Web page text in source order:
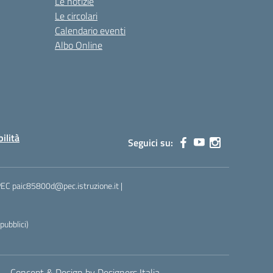
Le circolari
Calendario eventi
Albo Online
Seguici su:
paic85800d@pec.istruzione.it |